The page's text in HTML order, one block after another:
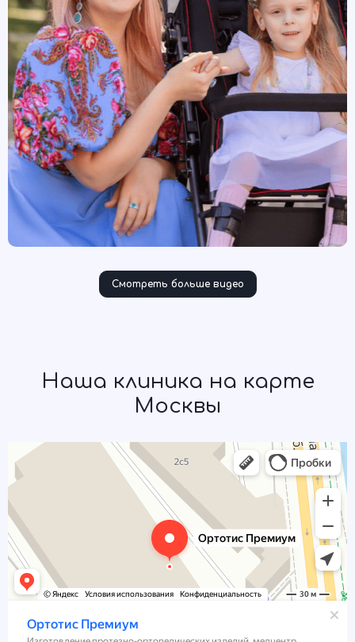
Смотреть больше видео
Наша клиника на карте
Москвы
Ортотис Премиум
Изготовление протезно-ортопедических изделий в Москве